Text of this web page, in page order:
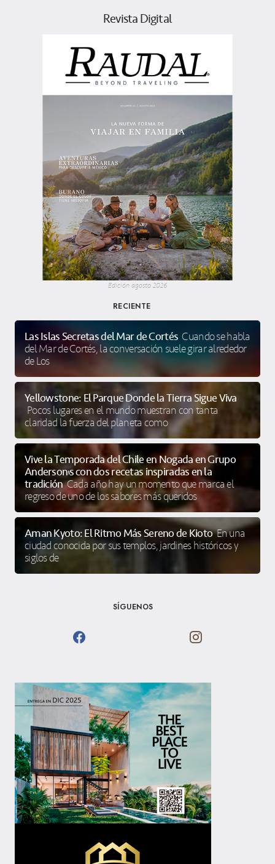
Revista Digital
Edición agosto 2026
RECIENTE
Las Islas Secretas del Mar de Cortés Cuando se habla
del Mar de Cortés, la conversación suele girar alrededor
de Los
Yellowstone: El Parque Donde la Tierra Sigue Viva
Pocos lugares en el mundo muestran con tanta
claridad la fuerza del planeta como
Vive la Temporada del Chile en Nogada en Grupo
Anderson’s con dos recetas inspiradas en la
tradición Cada año hay un momento que marca el
regreso de uno de los sabores más queridos
Aman Kyoto: El Ritmo Más Sereno de Kioto En una
ciudad conocida por sus templos, jardines históricos y
siglos de
SÍGUENOS